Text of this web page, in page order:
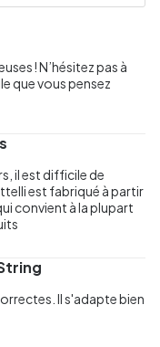
! N’hésitez pas à
que vous pensez
il est difficile de
est fabriqué à partir
convient à la plupart
Il s'adapte bien